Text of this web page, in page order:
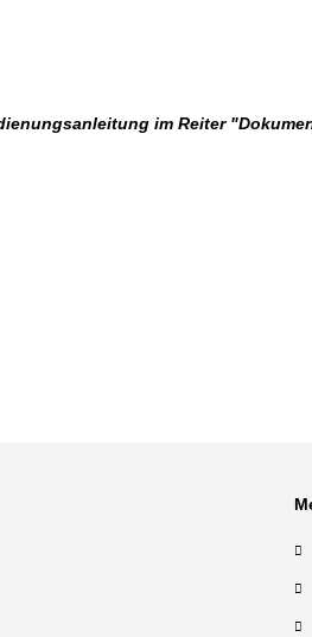
im Reiter